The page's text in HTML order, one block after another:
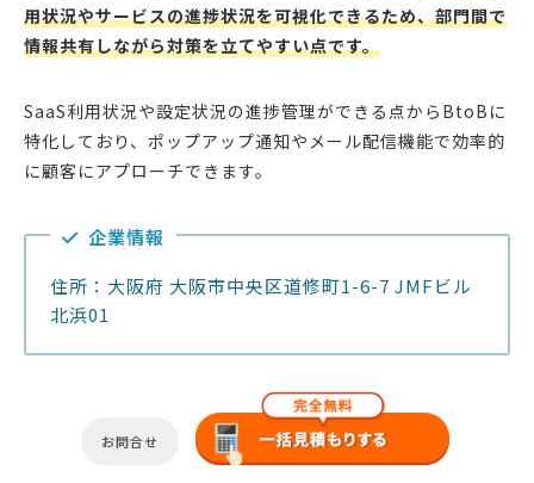
用状況やサービスの進捗状況を可視化できるため、部門間で
情報共有しながら対策を立てやすい点です。
SaaS利用状況や設定状況の進捗管理ができる点からBtoBに
特化しており、ポップアップ通知やメール配信機能で効率的
に顧客にアプローチできます。
企業情報
住所：大阪府 大阪市中央区道修町1-6-7 JMFビル
北浜01
お問合せ